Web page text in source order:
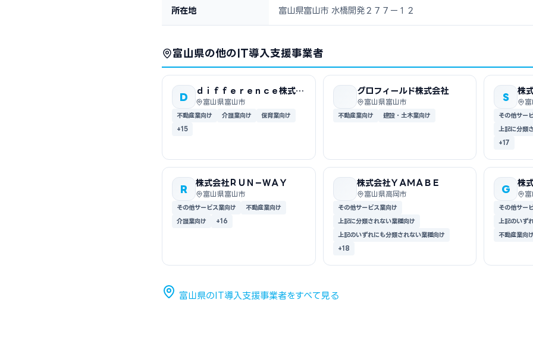
所在地 富山県富山市 水橋開発２７７ー１２
富山県の他のIT導入支援事業者
D
ｄｉｆｆｅｒｅｎｃｅ株式会
社富山県富山市
不動産業向け 介護業向け
保育業向け
+15
グロフィールド株式会社
富山県富山市
不動産業向け 建設・土木業向け
S
株
究
その他サー
上記に分類
+17
R
株式会社ＲＵＮ－ＷＡＹ
富山県富山市
その他サービス業向け
不動産業向け
介護業向け
+16
株式会社ＹＡＭＡＢＥ
富山県高岡市
その他サービス業向け
上記に分類されない業種向け
上記のいずれにも分類されない業種向け
+18
G
株
ム
その他サー
上記のいず
不動産業向
富山県のIT導入支援事業者をすべて見る